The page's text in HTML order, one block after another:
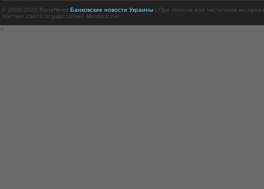
© 2008-2020 BankNews Банковские новости Украины| При полном или частичном
Хостинг сайта осуществляет Mirohost.net.
<